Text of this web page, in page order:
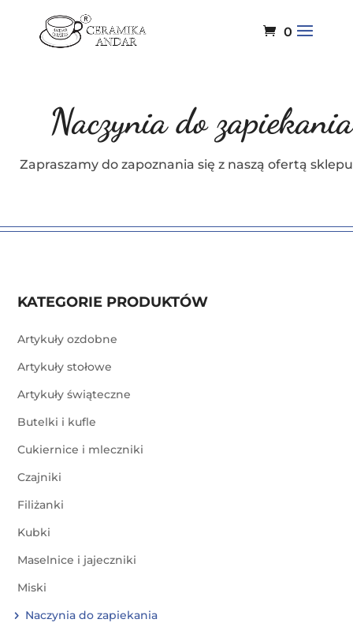
0
Naczynia do zapiekania
Zapraszamy do zapoznania się z naszą ofertą sklepu
KATEGORIE PRODUKTÓW
Artykuły ozdobne
Artykuły stołowe
Artykuły świąteczne
Butelki i kufle
Cukiernice i mleczniki
Czajniki
Filiżanki
Kubki
Maselnice i jajeczniki
Miski
Naczynia do zapiekania